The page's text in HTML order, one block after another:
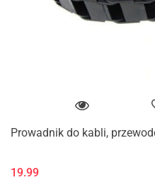
Prowadnik do kabli,
19.99